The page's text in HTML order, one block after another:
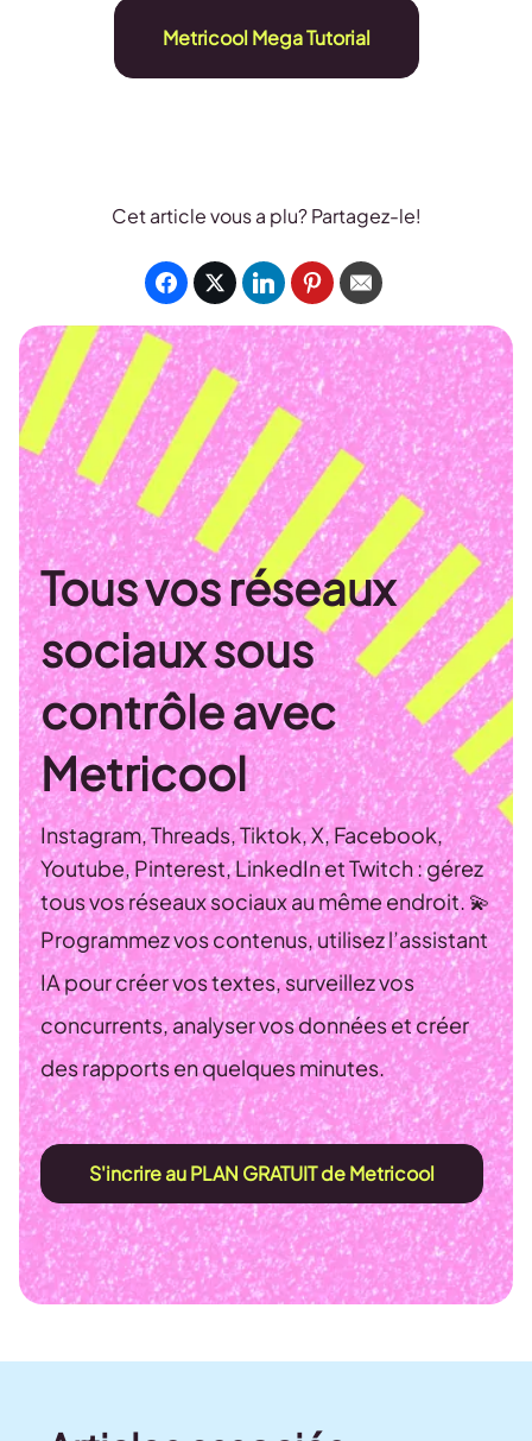
Metricool Mega Tutorial
Cet article vous a plu? Partagez-le!
Tous vos réseaux
sociaux sous
contrôle avec
Metricool
Instagram, Threads, Tiktok, X, Facebook,
Youtube, Pinterest, LinkedIn et Twitch : gérez
tous vos réseaux sociaux au même endroit. 💫
Programmez vos contenus, utilisez l’assistant
IA pour créer vos textes, surveillez vos
concurrents, analyser vos données et créer
des rapports en quelques minutes.
S'incrire au PLAN GRATUIT de Metricool